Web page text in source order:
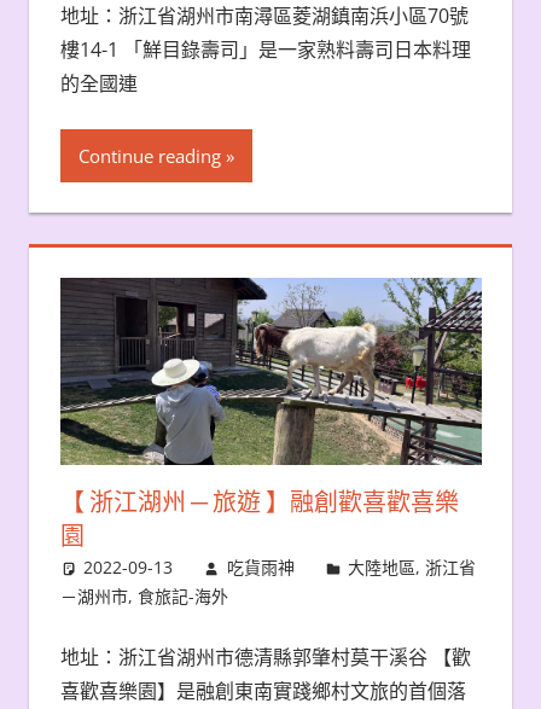
地址：浙江省湖州市南潯區菱湖鎮南浜小區70號
樓14-1 「鮮目錄壽司」是一家熟料壽司日本料理
的全國連
Continue reading
【 浙江湖州 ─ 旅遊 】融創歡喜歡喜樂
園
2022-09-13 吃貨雨神 大陸地區,浙江省
－湖州市, 食旅記-海外
地址：浙江省湖州市德清縣郭肇村莫干溪谷 【歡
喜歡喜樂園】是融創東南實踐鄉村文旅的首個落